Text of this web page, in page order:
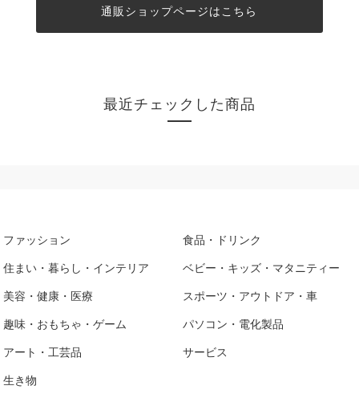
通販ショップページはこちら
最近チェックした商品
ファッション 食品・ドリンク
住まい・暮らし・インテリア ベビー・キッズ・マタニティー
美容・健康・医療 スポーツ・アウトドア・車
趣味・おもちゃ・ゲーム パソコン・電化製品
アート・工芸品 サービス
生き物